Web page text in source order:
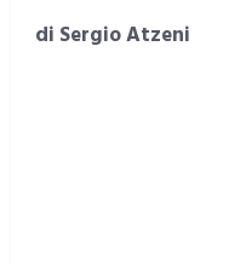
di Sergio Atzeni